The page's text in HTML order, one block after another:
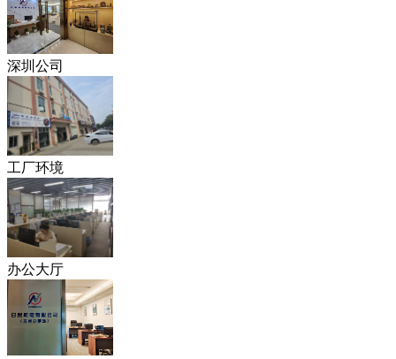
深圳公司
工厂环境
办公大厅